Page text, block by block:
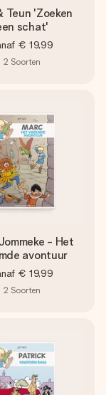
Teun 'Zoeken
schat'
€ 19,99
2 Soorten
- Het
avontuur
€ 19,99
2 Soorten